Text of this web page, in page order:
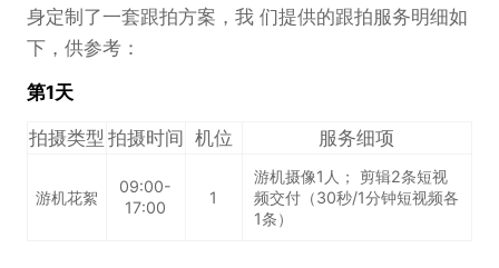
身定制了一套跟拍方案，我 们提供的跟拍服务明细如
下，供参考：
第1天
拍摄类型 拍摄时间 机位 服务细项
游机花絮
09:00-
17:00
1
游机摄像1人； 剪辑2条短视
频交付（30秒/1分钟短视频各
1条）